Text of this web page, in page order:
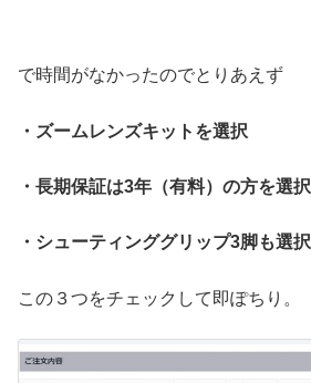
で時間がなかったのでとりあえず
・ズームレンズキットを選択
・長期保証は3年（有料）の方を選択
・シューティンググリップ3脚も選択
この３つをチェックして即ぽちり。